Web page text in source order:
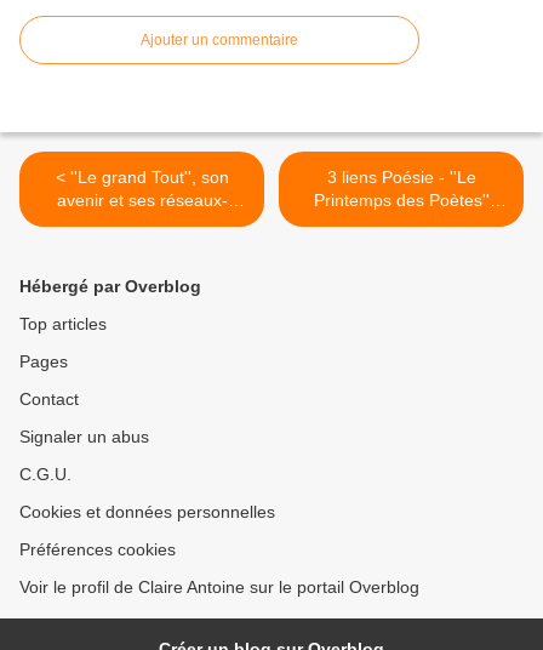
Ajouter un commentaire
< ''Le grand Tout'', son
avenir et ses réseaux-
''Global Village'' et
Malthus, Teilhard de
Chardin et Mac Luhan) .
Le Covid 19, catastrophe
Revet; 2) be-virtual.ch
"ubiquité" de N. Duplain
3 liens Poésie - ''Le
Printemps des Poètes''
2021, du 13 au 29 mars;
Hébergé par Overblog
Top articles
Pages
Contact
Signaler un abus
C.G.U.
Cookies et données personnelles
Préférences cookies
Voir le profil de Claire Antoine sur le portail Overblog